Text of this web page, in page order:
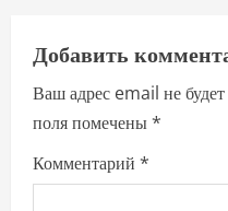
v
i
g
a
Добавить
Ваш адрес email не
поля помечены*
Комментарий *